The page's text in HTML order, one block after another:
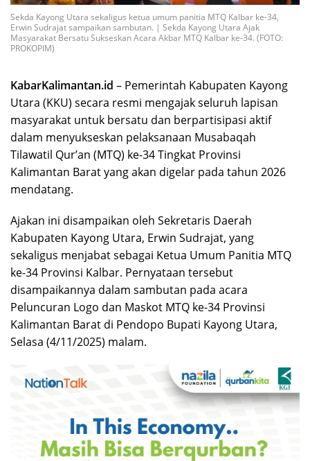
Sekda Kayong Utara sekaligus ketua umum panitia MTQ Kalbar ke-34,
Erwin Sudrajat sampaikan sambutan. | Sekda Kayong Utara Ajak
Masyarakat Bersatu Sukseskan Acara Akbar MTQ Kalbar ke-34. (FOTO:
PROKOPIM)
KabarKalimantan.id – Pemerintah Kabupaten Kayong
Utara (KKU) secara resmi mengajak seluruh lapisan
masyarakat untuk bersatu dan berpartisipasi aktif
dalam menyukseskan pelaksanaan Musabaqah
Tilawatil Qur’an (MTQ) ke-34 Tingkat Provinsi
Kalimantan Barat yang akan digelar pada tahun 2026
mendatang.
Ajakan ini disampaikan oleh Sekretaris Daerah
Kabupaten Kayong Utara, Erwin Sudrajat, yang
sekaligus menjabat sebagai Ketua Umum Panitia MTQ
ke-34 Provinsi Kalbar. Pernyataan tersebut
disampaikannya dalam sambutan pada acara
Peluncuran Logo dan Maskot MTQ ke-34 Provinsi
Kalimantan Barat di Pendopo Bupati Kayong Utara,
Selasa (4/11/2025) malam.